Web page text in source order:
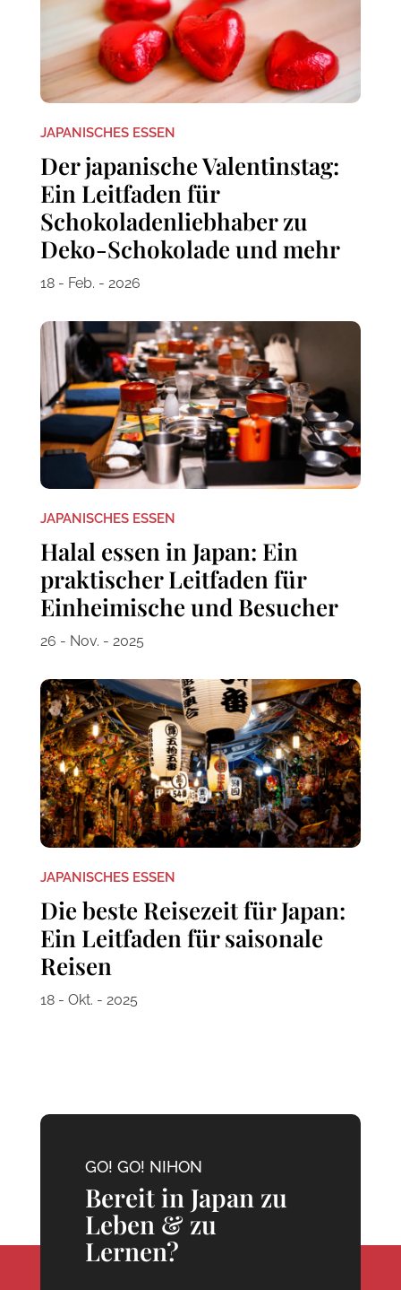
JAPANISCHES ESSEN
Der japanische Valentinstag:
Ein Leitfaden für
Schokoladenliebhaber zu
Deko-Schokolade und mehr
18 - Feb. - 2026
JAPANISCHES ESSEN
Halal essen in Japan: Ein
praktischer Leitfaden für
Einheimische und Besucher
26 - Nov. - 2025
JAPANISCHES ESSEN
Die beste Reisezeit für Japan:
Ein Leitfaden für saisonale
Reisen
18 - Okt. - 2025
GO! GO! NIHON
Bereit in Japan zu
Leben & zu
Lernen?